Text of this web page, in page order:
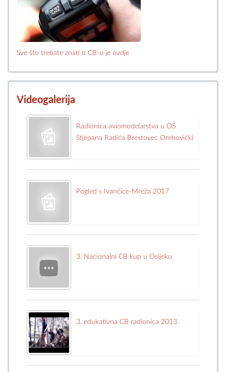
Sve što trebate znati o CB-u je ovdje
Videogalerija
Radionica aviomodelarstva u OŠ
Stjepana Radića Brestovec Orehovički
Pogled s Ivančice-Mreža 2017
3. Nacionalni CB kup u Osijeku
3. edukativna CB radionica 2013.